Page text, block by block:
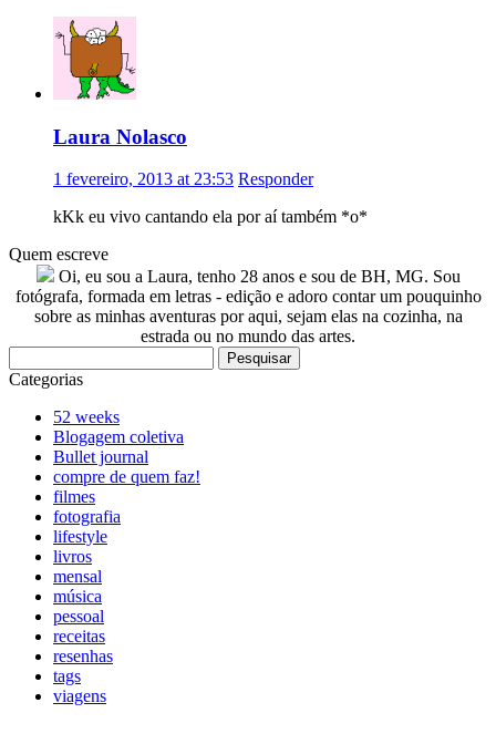
Laura Nolasco
1 fevereiro, 2013 at 23:53 Responder
kKk eu vivo cantando ela por aí também *o*
Quem escreve
Oi, eu sou a Laura, tenho 28 anos e sou de BH, MG. Sou
fotógrafa, formada em letras - edição e adoro contar um pouquinho
sobre as minhas aventuras por aqui, sejam elas na cozinha, na
estrada ou no mundo das artes.
por:
Categorias
52 weeks
Blogagem coletiva
Bullet journal
compre de quem faz!
filmes
fotografia
lifestyle
livros
mensal
música
pessoal
receitas
resenhas
tags
viagens